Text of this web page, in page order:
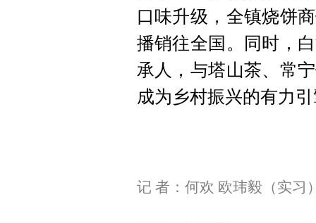
口味升级，全镇烧饼
播销往全国。同时，
承人，与塔山茶、常
成为乡村振兴的有力
记 者：何欢 欧玮毅（实习